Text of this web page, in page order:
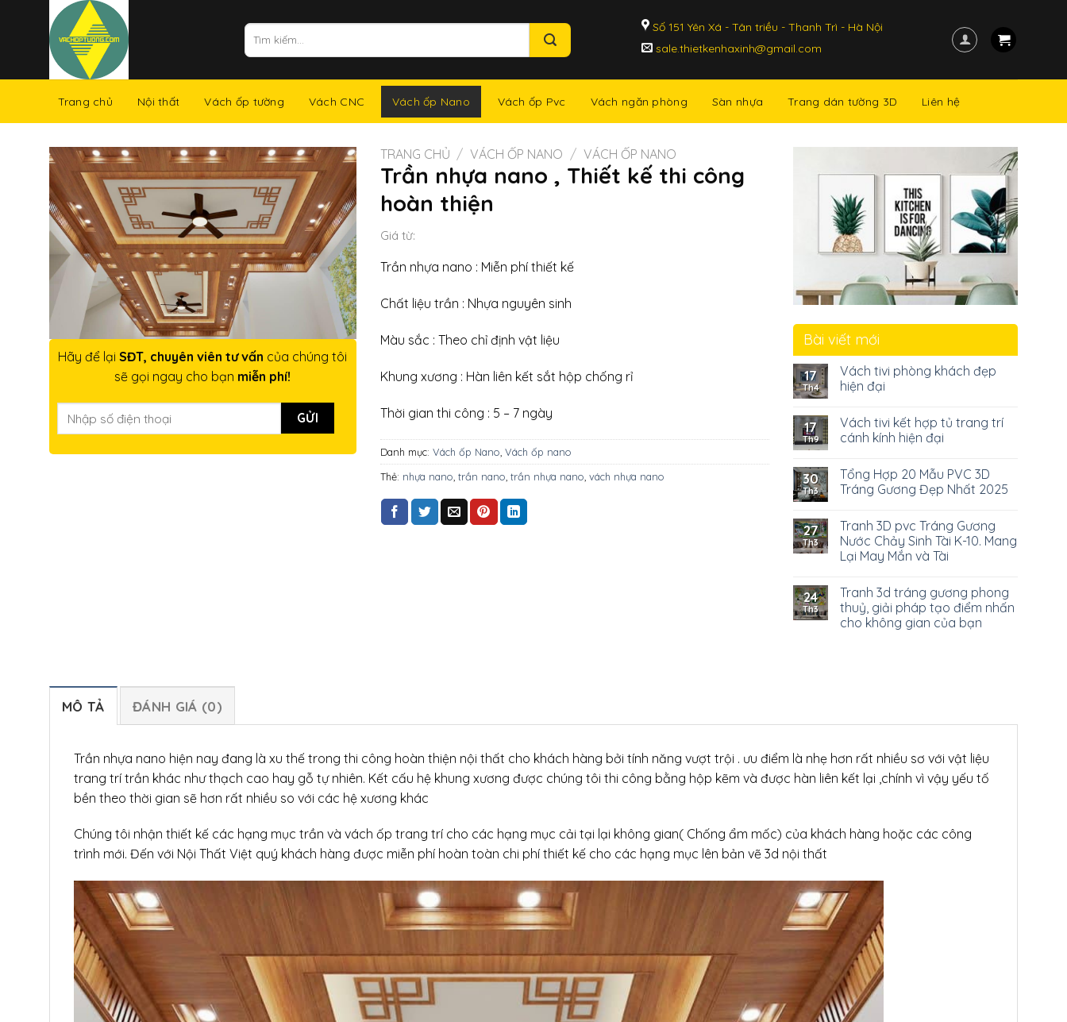
Tìm
kiếm:
Số 151 Yên Xá - Tân triều - Thanh Trì - Hà Nội
sale.thietkenhaxinh@gmail.com
Trang chủ Nội thất Vách ốp tường Vách CNC Vách ốp Nano Vách ốp Pvc Vách ngăn phòng Sàn nhựa Trang dán tường 3D Liên hệ
Hãy để lại SĐT, chuyên viên tư vấn của chúng tôi
sẽ gọi ngay cho bạn miễn phí!
TRANG CHỦ / VÁCH ỐP NANO / VÁCH ỐP NANO
Trần nhựa nano , Thiết kế thi công
hoàn thiện
Giá từ:
Trần nhựa nano : Miễn phí thiết kế
Chất liệu trần : Nhựa nguyên sinh
Màu sắc : Theo chỉ định vật liệu
Khung xương : Hàn liên kết sắt hộp chống rỉ
Thời gian thi công : 5 – 7 ngày
Danh mục: Vách ốp Nano, Vách ốp nano
Thẻ: nhựa nano, trần nano, trần nhựa nano, vách nhựa nano
Bài viết mới
17
Th4
Vách tivi phòng khách đẹp
hiện đại
17
Th9
Vách tivi kết hợp tủ trang trí
cánh kính hiện đại
30
Th3
Tổng Hợp 20 Mẫu PVC 3D
Tráng Gương Đẹp Nhất 2025
27
Th3
Tranh 3D pvc Tráng Gương
Nước Chảy Sinh Tài K-10. Mang
Lại May Mắn và Tài
24
Th3
Tranh 3d tráng gương phong
thuỷ, giải pháp tạo điểm nhấn
cho không gian của bạn
MÔ TẢ ĐÁNH GIÁ (0)
Trần nhựa nano hiện nay đang là xu thế trong thi công hoàn thiện nội thất cho khách hàng bởi tính năng vượt trội . ưu điểm là nhẹ hơn rất nhiều sơ với vật liệu
trang trí trần khác như thạch cao hay gỗ tự nhiên. Kết cấu hệ khung xương được chúng tôi thi công bằng hộp kẽm và được hàn liên kết lại ,chính vì vậy yếu tố
bền theo thời gian sẽ hơn rất nhiều so với các hệ xương khác
Chúng tôi nhận thiết kế các hạng mục trần và vách ốp trang trí cho các hạng mục cải tại lại không gian( Chống ẩm mốc) của khách hàng hoặc các công
trình mới. Đến với Nội Thất Việt quý khách hàng được miễn phí hoàn toàn chi phí thiết kế cho các hạng mục lên bản vẽ 3d nội thất